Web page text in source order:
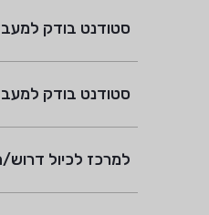
סטודנט בודק
סטודנט בודק למעבדה
למרכז לכיול דרוש/